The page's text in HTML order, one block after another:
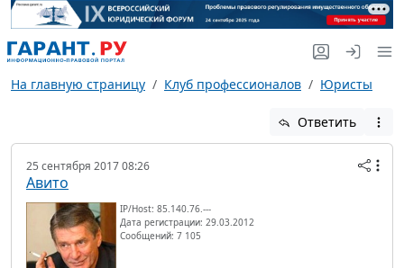
На главную страницу Клуб профессионалов Юристы
Ответить
25 сентября 2017 08:26
Авито
IP/Host: 85.140.76.---
Дата регистрации: 29.03.2012
Сообщений: 7 105